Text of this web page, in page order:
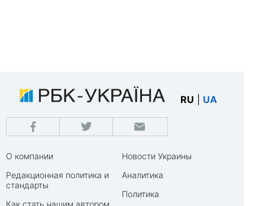
RU UA
О компании
Редакционная политика и
стандарты
Как стать нашим автором
Новости Украины
Аналитика
Политика